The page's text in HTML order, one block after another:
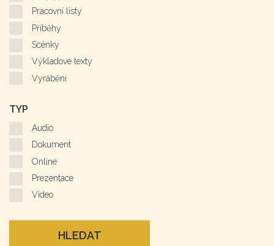
Pracovní listy
Příběhy
Scénky
Výkladové texty
Vyrábění
TYP
Audio
Dokument
Online
Prezentace
Video
HLEDAT